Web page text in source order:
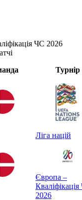
ЧС 2026
Турнір
Ліга націй
Європа –
2026